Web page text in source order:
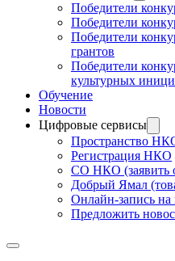
Победители
Победители
Победители
грантов
Победители
культурных
Обучение
Новости
Цифровые сервисы
Пространство
Регистрация НКО
СО НКО (заявить
Добрый Ямал
Онлайн-запись на
Предложить